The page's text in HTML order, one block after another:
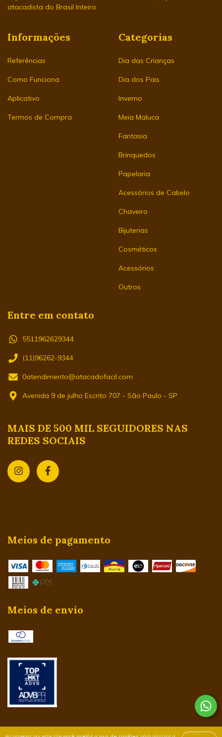
atacadista do Brasil Inteiro
Informações
Referências
Como Funciona
Aplicativo
Termos de Compra
Categorias
Dia das Crianças
Dia dos Pais
Inverno
Meia Maluca
Fantasia
Brinquedos
Papelaria
Acessórios de Cabelo
Chaveiro
Bijuterias
Cosméticos
Acessórios
Outros
Entre em contato
5511962629344
(11)96262-9344
0atendimento@atacadofacil.com
Avenida 9 de julho Escrito 707 - São Paulo - SP
MAIS DE 500 MIL SEGUIDORES NAS
REDES SOCIAIS
Meios de pagamento
Meios de envio
Copyright Atacado Fácil - 29434326000109 - 2026. Todos os direitos